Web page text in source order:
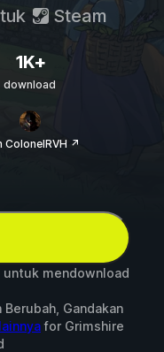
Steam
1K+
download
ColonelRVH ↗
untuk mendownload
Gandakan
for Grimshire